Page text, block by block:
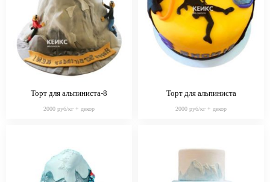
Торт для альпиниста-8
2000 руб/кг + декор
Торт для альпиниста
2000 руб/кг + декор